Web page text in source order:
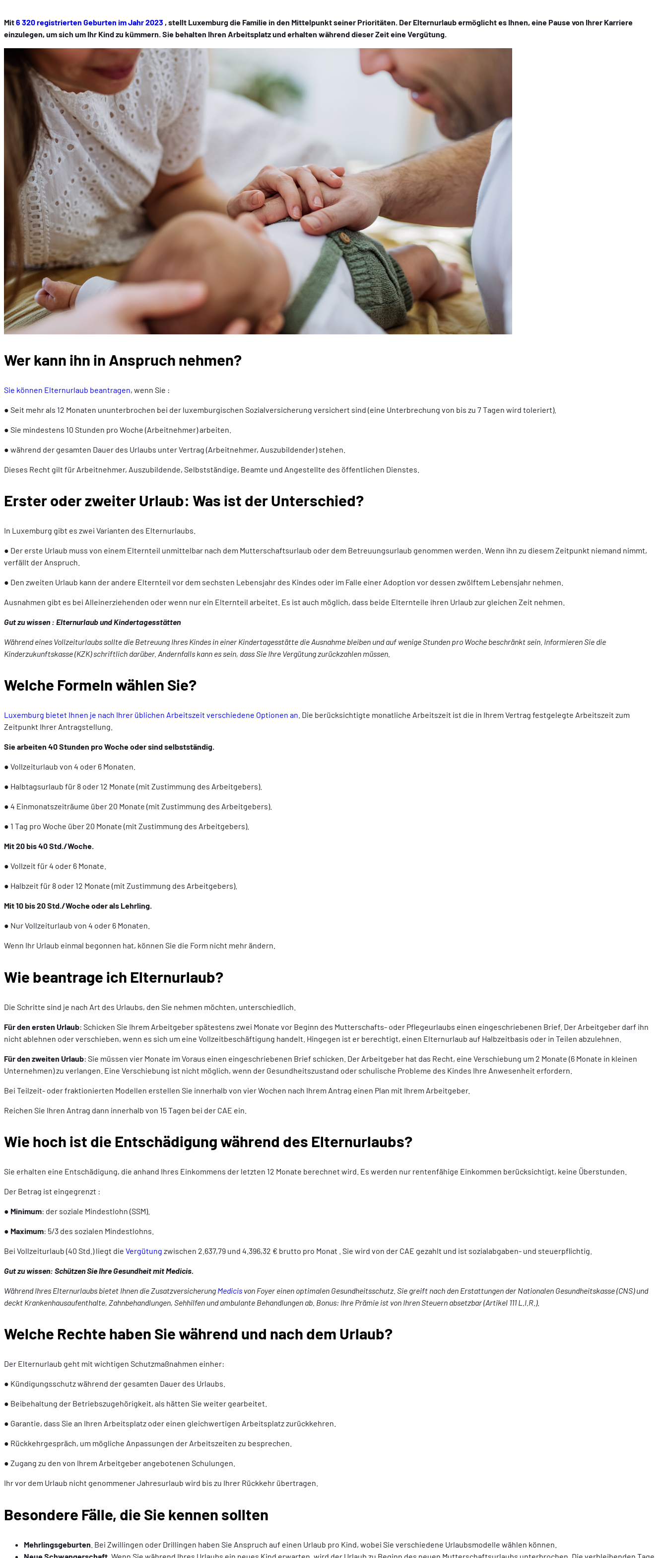
Mit6 320 registrierten Geburten im Jahr 2023 , stellt Luxemburg die Familie in den Mittelpunkt seiner Prioritäten. Der Elternurlaub ermöglicht es Ihnen, eine Pause von Ihrer Karriere
einzulegen, um sich um Ihr Kind zu kümmern. Sie behalten Ihren Arbeitsplatz und erhalten während dieser Zeit eine Vergütung.
Wer kann ihn in Anspruch nehmen?
Sie können Elternurlaub beantragen, wenn Sie :
● Seit mehr als 12 Monaten ununterbrochen bei der luxemburgischen Sozialversicherung versichert sind (eine Unterbrechung von bis zu 7 Tagen wird toleriert).
● Sie mindestens 10 Stunden pro Woche (Arbeitnehmer) arbeiten.
● während der gesamten Dauer des Urlaubs unter Vertrag (Arbeitnehmer, Auszubildender) stehen.
Dieses Recht gilt für Arbeitnehmer, Auszubildende, Selbstständige, Beamte und Angestellte des öffentlichen Dienstes.
Erster oder zweiter Urlaub: Was ist der Unterschied?
In Luxemburg gibt es zwei Varianten des Elternurlaubs.
● Der erste Urlaub muss von einem Elternteil unmittelbar nach dem Mutterschaftsurlaub oder dem Betreuungsurlaub genommen werden. Wenn ihn zu diesem Zeitpunkt niemand nimmt,
verfällt der Anspruch.
● Den zweiten Urlaub kann der andere Elternteil vor dem sechsten Lebensjahr des Kindes oder im Falle einer Adoption vor dessen zwölftem Lebensjahr nehmen.
Ausnahmen gibt es bei Alleinerziehenden oder wenn nur ein Elternteil arbeitet. Es ist auch möglich, dass beide Elternteile ihren Urlaub zur gleichen Zeit nehmen.
Gut zu wissen : Elternurlaub und Kindertagesstätten
Während eines Vollzeiturlaubs sollte die Betreuung Ihres Kindes in einer Kindertagesstätte die Ausnahme bleiben und auf wenige Stunden pro Woche beschränkt sein. Informieren Sie die
Kinderzukunftskasse (KZK) schriftlich darüber. Andernfalls kann es sein, dass Sie Ihre Vergütung zurückzahlen müssen.
Welche Formeln wählen Sie?
Luxemburg bietet Ihnen je nach Ihrer üblichen Arbeitszeit verschiedene Optionen an . Die berücksichtigte monatliche Arbeitszeit ist die in Ihrem Vertrag festgelegte Arbeitszeit zum
Zeitpunkt Ihrer Antragstellung.
Sie arbeiten 40 Stunden pro Woche oder sind selbstständig.
● Vollzeiturlaub von 4 oder 6 Monaten.
● Halbtagsurlaub für 8 oder 12 Monate (mit Zustimmung des Arbeitgebers).
● 4 Einmonatszeiträume über 20 Monate (mit Zustimmung des Arbeitgebers).
● 1 Tag pro Woche über 20 Monate (mit Zustimmung des Arbeitgebers).
Mit 20 bis 40 Std./Woche.
● Vollzeit für 4 oder 6 Monate.
● Halbzeit für 8 oder 12 Monate (mit Zustimmung des Arbeitgebers).
Mit 10 bis 20 Std./Woche oder als Lehrling.
● Nur Vollzeiturlaub von 4 oder 6 Monaten.
Wenn Ihr Urlaub einmal begonnen hat, können Sie die Form nicht mehr ändern.
Wie beantrage ich Elternurlaub?
Die Schritte sind je nach Art des Urlaubs, den Sie nehmen möchten, unterschiedlich.
Für den ersten Urlaub: Schicken Sie Ihrem Arbeitgeber spätestens zwei Monate vor Beginn des Mutterschafts- oder Pflegeurlaubs einen eingeschriebenen Brief. Der Arbeitgeber darf ihn
nicht ablehnen oder verschieben, wenn es sich um eine Vollzeitbeschäftigung handelt. Hingegen ist er berechtigt, einen Elternurlaub auf Halbzeitbasis oder in Teilen abzulehnen.
Für den zweiten Urlaub: Sie müssen vier Monate im Voraus einen eingeschriebenen Brief schicken. Der Arbeitgeber hat das Recht, eine Verschiebung um 2 Monate (6 Monate in kleinen
Unternehmen) zu verlangen. Eine Verschiebung ist nicht möglich, wenn der Gesundheitszustand oder schulische Probleme des Kindes Ihre Anwesenheit erfordern.
Bei Teilzeit- oder fraktionierten Modellen erstellen Sie innerhalb von vier Wochen nach Ihrem Antrag einen Plan mit Ihrem Arbeitgeber.
Reichen Sie Ihren Antrag dann innerhalb von 15 Tagen bei der CAE ein.
Wie hoch ist die Entschädigung während des Elternurlaubs?
Sie erhalten eine Entschädigung, die anhand Ihres Einkommens der letzten 12 Monate berechnet wird. Es werden nur rentenfähige Einkommen berücksichtigt, keine Überstunden.
Der Betrag ist eingegrenzt :
● Minimum: der soziale Mindestlohn (SSM).
● Maximum: 5/3 des sozialen Mindestlohns.
Bei Vollzeiturlaub (40 Std.) liegt die Vergütung zwischen 2.637,79 und 4.396,32 € brutto pro Monat . Sie wird von der CAE gezahlt und ist sozialabgaben- und steuerpflichtig.
Gut zu wissen: Schützen Sie Ihre Gesundheit mit Medicis.
Während Ihres Elternurlaubs bietet Ihnen die Zusatzversicherung Medicis von Foyer einen optimalen Gesundheitsschutz. Sie greift nach den Erstattungen der Nationalen Gesundheitskasse (CNS) und
deckt Krankenhausaufenthalte, Zahnbehandlungen, Sehhilfen und ambulante Behandlungen ab. Bonus: Ihre Prämie ist von Ihren Steuern absetzbar (Artikel 111 L.I.R.).
Welche Rechte haben Sie während und nach dem Urlaub?
Der Elternurlaub geht mit wichtigen Schutzmaßnahmen einher:
● Kündigungsschutz während der gesamten Dauer des Urlaubs.
● Beibehaltung der Betriebszugehörigkeit, als hätten Sie weiter gearbeitet.
● Garantie, dass Sie an Ihren Arbeitsplatz oder einen gleichwertigen Arbeitsplatz zurückkehren.
● Rückkehrgespräch, um mögliche Anpassungen der Arbeitszeiten zu besprechen.
● Zugang zu den von Ihrem Arbeitgeber angebotenen Schulungen.
Ihr vor dem Urlaub nicht genommener Jahresurlaub wird bis zu Ihrer Rückkehr übertragen.
Besondere Fälle, die Sie kennen sollten
Mehrlingsgeburten . Bei Zwillingen oder Drillingen haben Sie Anspruch auf einen Urlaub pro Kind, wobei Sie verschiedene Urlaubsmodelle wählen können.